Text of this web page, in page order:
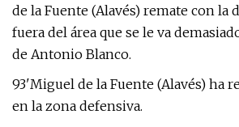
de la Fuente (Alavés) remate con la
fuera del área que se le va
de Antonio Blanco.
93'Miguel de la Fuente (Alavés) ha
en la zona defensiva.